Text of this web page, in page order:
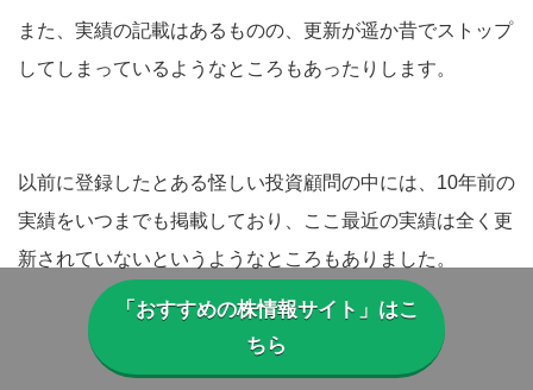
また、実績の記載はあるものの、更新が遥か昔でストップ
してしまっているようなところもあったりします。
以前に登録したとある怪しい投資顧問の中には、10年前の
実績をいつまでも掲載しており、ここ最近の実績は全く更
新されていないというようなところもありました。
「おすすめの株情報サイト」はこ
ちら